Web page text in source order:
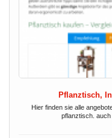
Pflanztisch,
Hier finden sie alle
pflanztisch. auch